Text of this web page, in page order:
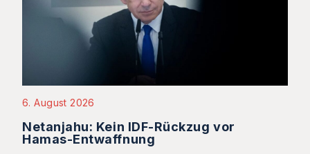
6. August 2026
Netanjahu: Kein IDF-Rückzug vor
Hamas-Entwaffnung